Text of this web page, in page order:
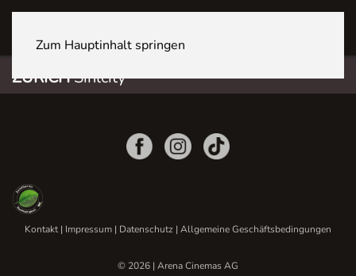
Zum Hauptinhalt springen
ZÜRICHSihlcity
Kontakt| Impressum | Datenschutz | Allgemeine Geschäftsbedingungen
© 2026 | Arena Cinemas AG